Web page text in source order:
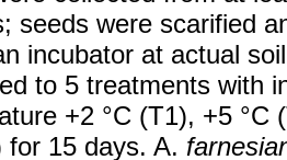
seeds were scarified
incubator at actual
to 5 treatments with
+2 °C (T1), +5 °C
for 15 days. A.